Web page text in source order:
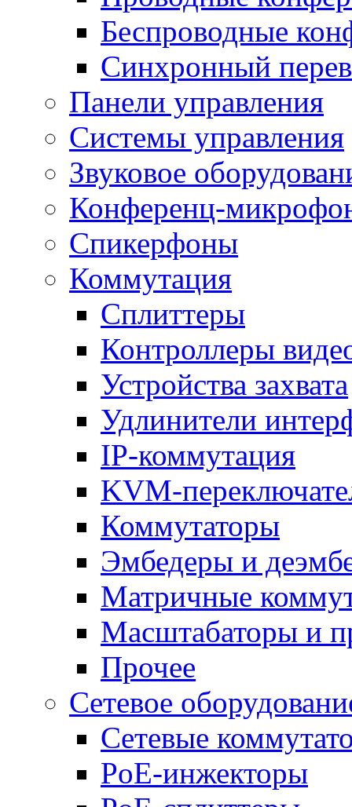
Беспроводные
Синхронный
Панели управления
Системы управления
Звуковое
Конференц-
Спикерфоны
Коммутация
Сплиттеры
Контроллеры
Устройства захвата
Удлинители
IP-коммутация
KVM-
Коммутаторы
Эмбедеры и
Матричные
Масштабаторы и
Прочее
Сетевое
Сетевые
PoE-инжекторы